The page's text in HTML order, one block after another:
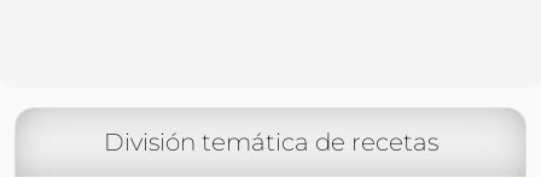
División temática de recetas